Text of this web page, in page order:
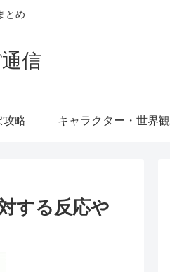
とめ
信
攻略 キャラクター・世界観
する反応や